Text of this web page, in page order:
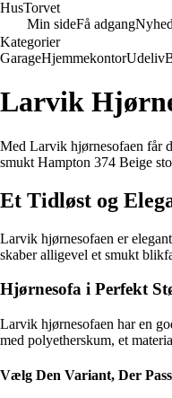
HusTorvet
Min sideFå adgang
Kategorier
GarageHjemmekontorUdeliv
Larvik
Med Larvik hjørnesofaen får
smukt Hampton 374 Beige
Et Tidløst og
Larvik hjørnesofaen er
skaber alligevel et smukt
Hjørnesofa i Perfekt
Larvik hjørnesofaen har en
med polyetherskum, et
Vælg Den Variant, Der